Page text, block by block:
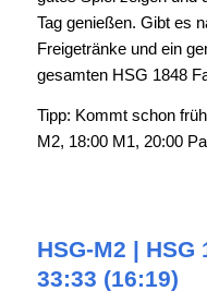
Tag genießen. Gibt es
Freigetränke und ein
gesamten HSG 1848
Tipp: Kommt schon
M2, 18:00 M1, 20:00
HSG-M2 |
33:33 (16:19)